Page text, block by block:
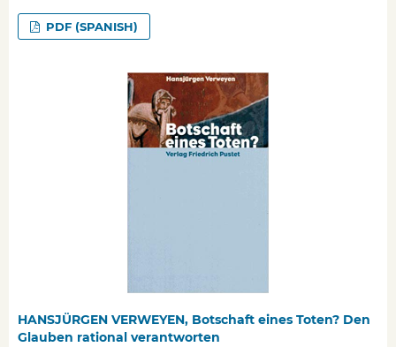
PDF (SPANISH)
HANSJÜRGEN VERWEYEN, Botschaft eines Toten? Den
Glauben rational verantworten